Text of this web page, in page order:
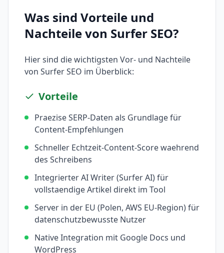
Was sind Vorteile und
Nachteile von Surfer SEO?
Hier sind die wichtigsten Vor- und Nachteile
von Surfer SEO im Überblick:
Vorteile
Praezise SERP-Daten als Grundlage für
Content-Empfehlungen
Schneller Echtzeit-Content-Score waehrend
des Schreibens
Integrierter AI Writer (Surfer AI) für
vollstaendige Artikel direkt im Tool
Server in der EU (Polen, AWS EU-Region) für
datenschutzbewusste Nutzer
Native Integration mit Google Docs und
WordPress